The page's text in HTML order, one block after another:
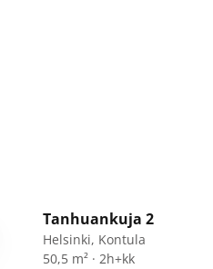
Tanhuankuja 2
Helsinki, Kontula
50,5 m² · 2h+kk